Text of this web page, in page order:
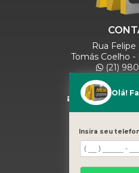
Rua Felipe
Tomás Coelho -
(21)
(21)
(11)Olá!
Insira seu